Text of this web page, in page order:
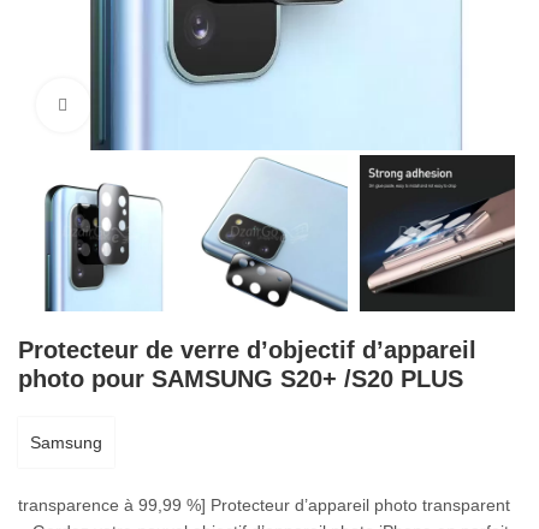
Protecteur de verre d’objectif d’appareil
photo pour SAMSUNG S20+ /S20 PLUS
Samsung
transparence à 99,99 %] Protecteur d’appareil photo transparent